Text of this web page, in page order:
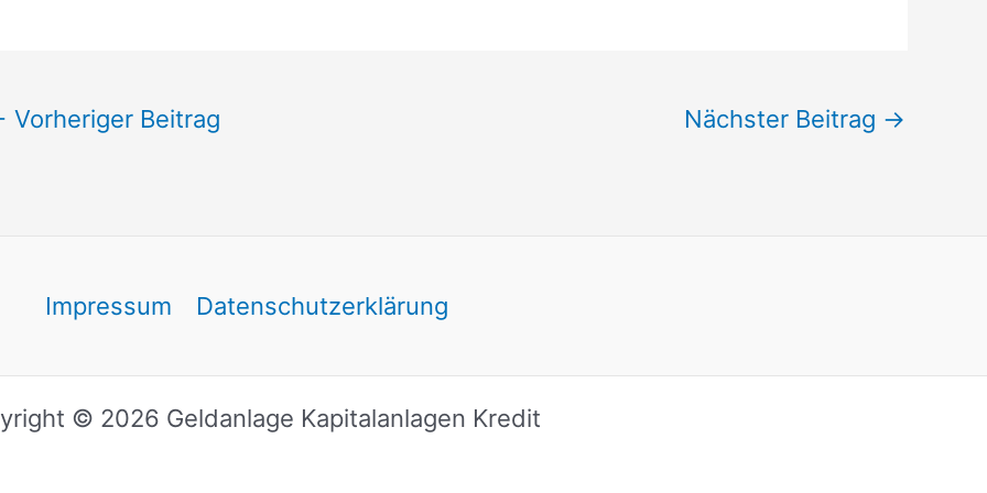
Vorheriger Beitrag Nächster Beitrag →
Impressum Datenschutzerklärung
© 2026 Geldanlage Kapitalanlagen Kredit